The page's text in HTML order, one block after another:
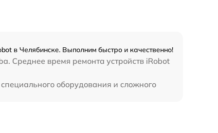
в Челябинске. Выполним быстро и качественно!
Среднее время ремонта устройств iRobot
оборудования и сложного